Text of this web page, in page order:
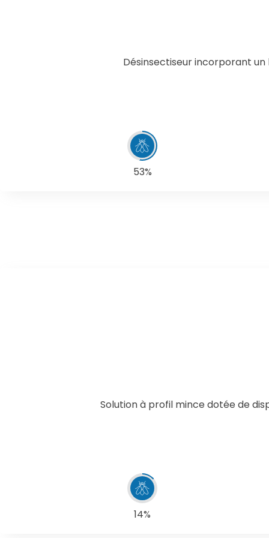
Désinsectiseur incorporant
53%
Solution à profil mince dotée de
14%